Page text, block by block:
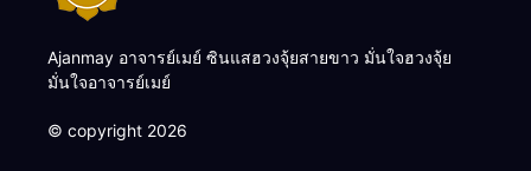
Ajanmay อาจารย์เมย์ ซินแสฮวงจุ้ยสายขาว มั่นใจฮวงจุ้ย
มั่นใจอาจารย์เมย์
© copyright 2026